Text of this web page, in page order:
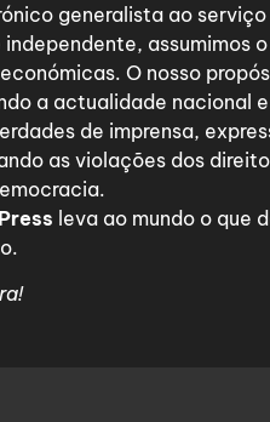
generalista ao
assumimos
O nosso
a actualidade nacional
de imprensa,
as violações dos
leva ao mundo o que